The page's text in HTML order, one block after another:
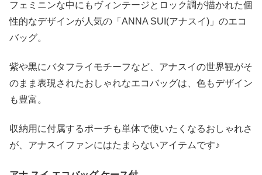
フェミニンな中にもヴィンテージとロック調が描かれた個
性的なデザインが人気の「ANNA SUI(アナスイ)」のエコ
バッグ。
紫や黒にバタフライモチーフなど、アナスイの世界観がそ
のまま表現されたおしゃれなエコバッグは、色もデザイン
も豊富。
収納用に付属するポーチも単体で使いたくなるおしゃれさ
が、アナスイファンにはたまらないアイテムです♪